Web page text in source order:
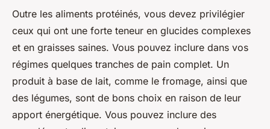
Outre les aliments protéinés, vous devez privilégier
ceux qui ont une forte teneur en glucides complexes
et en graisses saines. Vous pouvez inclure dans vos
régimes quelques tranches de pain complet. Un
produit à base de lait, comme le fromage, ainsi que
des légumes, sont de bons choix en raison de leur
apport énergétique. Vous pouvez inclure des